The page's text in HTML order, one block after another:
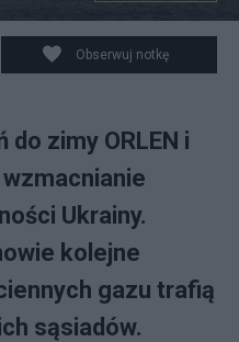
Obserwuj notkę
zimy ORLEN i
Ukrainy.
kolejne
gazu trafią
sąsiadów.